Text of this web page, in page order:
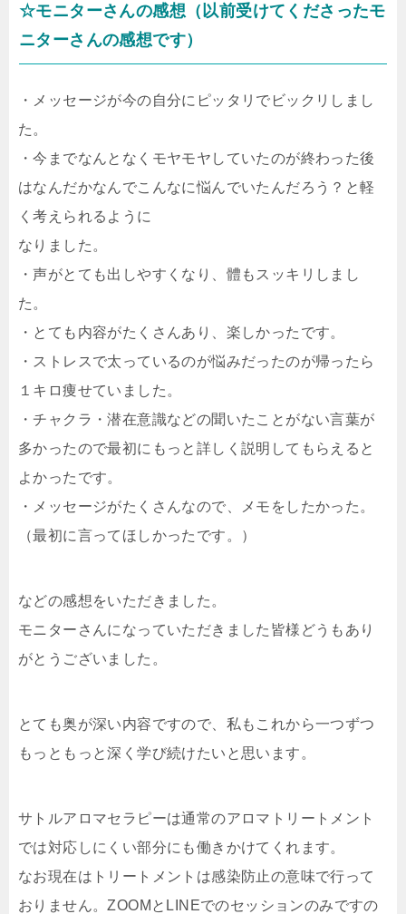
☆モニターさんの感想（以前受けてくださったモ
ニターさんの感想です）
・メッセージが今の自分にピッタリでビックリしまし
た。
・今までなんとなくモヤモヤしていたのが終わった後
はなんだかなんでこんなに悩んでいたんだろう？と軽
く考えられるように
なりました。
・声がとても出しやすくなり、體もスッキリしまし
た。
・とても内容がたくさんあり、楽しかったです。
・ストレスで太っているのが悩みだったのが帰ったら
１キロ痩せていました。
・チャクラ・潜在意識などの聞いたことがない言葉が
多かったので最初にもっと詳しく説明してもらえると
よかったです。
・メッセージがたくさんなので、メモをしたかった。
（最初に言ってほしかったです。）
などの感想をいただきました。
モニターさんになっていただきました皆様どうもあり
がとうございました。
とても奥が深い内容ですので、私もこれから一つずつ
もっともっと深く学び続けたいと思います。
サトルアロマセラピーは通常のアロマトリートメント
では対応しにくい部分にも働きかけてくれます。
なお現在はトリートメントは感染防止の意味で行って
おりません。ZOOMとLINEでのセッションのみですの